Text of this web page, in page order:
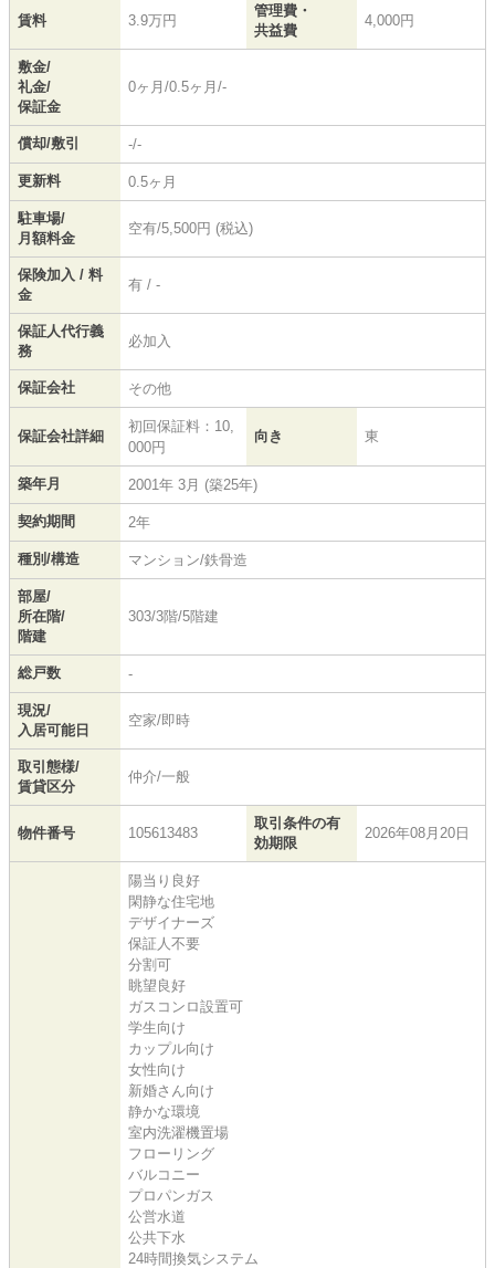
賃料 3.9万円
管理費・
共益費
4,000円
敷金/
礼金/
保証金
0ヶ月/0.5ヶ月/-
償却/敷引 -/-
更新料 0.5ヶ月
駐車場/
月額料金
空有/5,500円 (税込)
保険加入 / 料
金
有 / -
保証人代行義
務
必加入
保証会社 その他
保証会社詳細
初回保証料：10,
000円
向き 東
築年月 2001年 3月 (築25年)
契約期間 2年
種別/構造 マンション/鉄骨造
部屋/
所在階/
階建
303/3階/5階建
総戸数 -
現況/
入居可能日
空家/即時
取引態様/
賃貸区分
仲介/一般
物件番号 105613483
取引条件の有
効期限
2026年08月20日
陽当り良好
閑静な住宅地
デザイナーズ
保証人不要
分割可
眺望良好
ガスコンロ設置可
学生向け
カップル向け
女性向け
新婚さん向け
静かな環境
室内洗濯機置場
フローリング
バルコニー
プロパンガス
公営水道
公共下水
24時間換気システム